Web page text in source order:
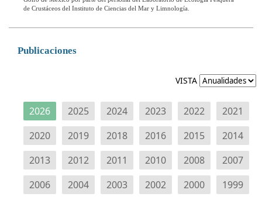
de Crustáceos del Instituto de Ciencias del Mar y Limnología.
Publicaciones